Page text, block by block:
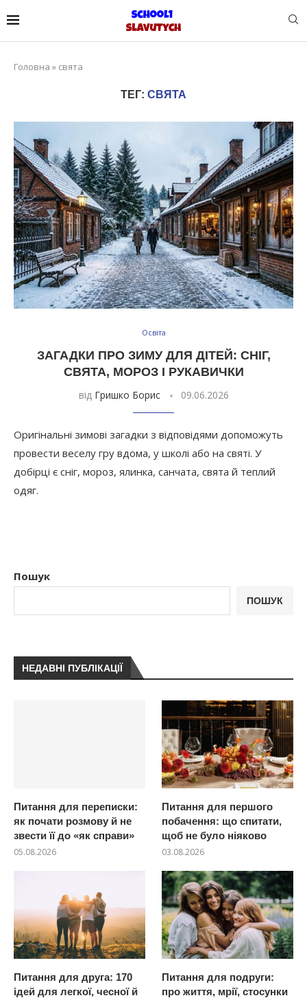
Головна » свята
ТЕГ: СВЯТА
Освіта
ЗАГАДКИ ПРО ЗИМУ ДЛЯ ДІТЕЙ: СНІГ,
СВЯТА, МОРОЗ І РУКАВИЧКИ
від Гришко Борис 09.06.2026
Оригінальні зимові загадки з відповідями допоможуть
провести веселу гру вдома, у школі або на святі. У
добірці є сніг, мороз, ялинка, санчата, свята й теплий
одяг.
Пошук
ПОШУК
НЕДАВНІ ПУБЛІКАЦІЇ
Питання для переписки:
як почати розмову й не
звести її до «як справи»
05.08.2026
Питання для першого
побачення: що спитати,
щоб не було ніяково
03.08.2026
Питання для друга: 170
ідей для легкої, чесної й
Питання для подруги:
про життя, мрії, стосунки